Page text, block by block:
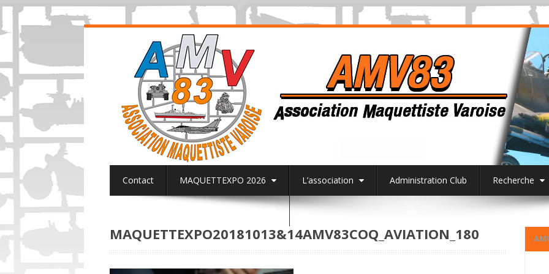
Contact MAQUETTEXPO 2026 L’association Administration Club Recherche
MAQUETTEXPO20181013&14AMV83COQ_AVIATION_180